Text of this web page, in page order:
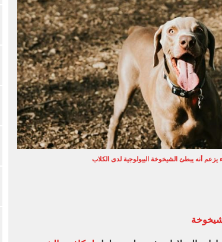
أنه يبطئ الشيخوخة البيولوجية لدى الكلاب